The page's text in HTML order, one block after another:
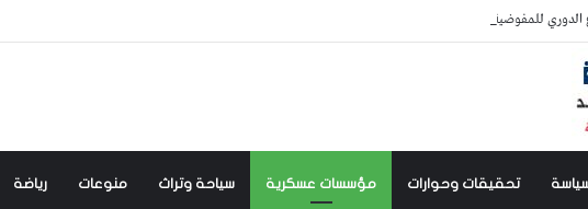
الدوري للمفوضية…:والي كسلا اللواء ركن م الصادق الأزرق يشيد بالعاملين بمفوضية الاستثمار.. بحضور المفوض..
تحقيقات وحوارات مؤسسات عسكرية سياحة وتراث منوعات رياضة